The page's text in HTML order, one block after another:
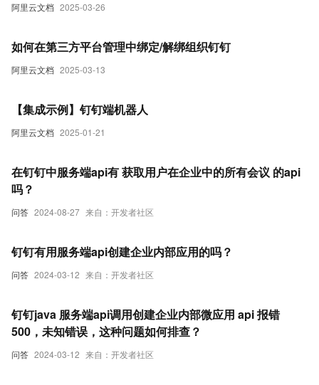
阿里云文档 2025-03-26
阿里云文档 2025-03-13
如何在第三方平台管理中绑定/解绑组织钉钉
阿里云文档 2025-01-21
【集成示例】钉钉端机器人
问答 2024-08-27 来自：开发者社区
在钉钉中服务端api有 获取用户在企业中的所有会议 的api
吗？
问答 2024-03-12 来自：开发者社区
钉钉有用服务端api创建企业内部应用的吗？
问答 2024-03-12 来自：开发者社区
钉钉java 服务端api调用创建企业内部微应用 api 报错
500，未知错误，这种问题如何排查？